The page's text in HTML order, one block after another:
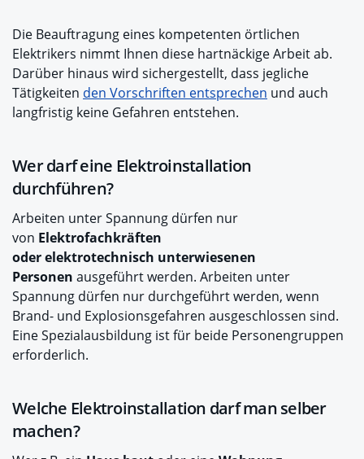
Die Beauftragung eines kompetenten örtlichen
Elektrikers nimmt Ihnen diese hartnäckige Arbeit ab.
Darüber hinaus wird sichergestellt, dass jegliche
Tätigkeiten den Vorschriften entsprechen und auch
langfristig keine Gefahren entstehen.
Wer darf eine Elektroinstallation
durchführen?
Arbeiten unter Spannung dürfen nur
von Elektrofachkräften
oder elektrotechnisch unterwiesenen
Personen ausgeführt werden. Arbeiten unter
Spannung dürfen nur durchgeführt werden, wenn
Brand- und Explosionsgefahren ausgeschlossen sind.
Eine Spezialausbildung ist für beide Personengruppen
erforderlich.
Welche Elektroinstallation darf man selber
machen?